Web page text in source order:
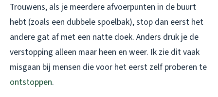
Trouwens, als je meerdere afvoerpunten in de buurt
hebt (zoals een dubbele spoelbak), stop dan eerst het
andere gat af met een natte doek. Anders druk je de
verstopping alleen maar heen en weer. Ik zie dit vaak
misgaan bij mensen die voor het eerst zelf proberen te
ontstoppen.